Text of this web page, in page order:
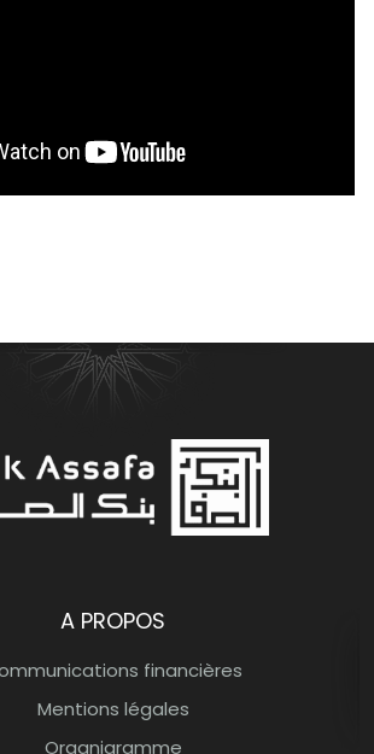
Banque
A PROPOS
financières
Mentions légales
Organigramme